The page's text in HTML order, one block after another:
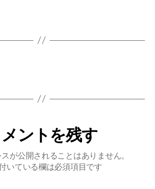
ントを残す
が公開されることはありません。
いている欄は必須項目です